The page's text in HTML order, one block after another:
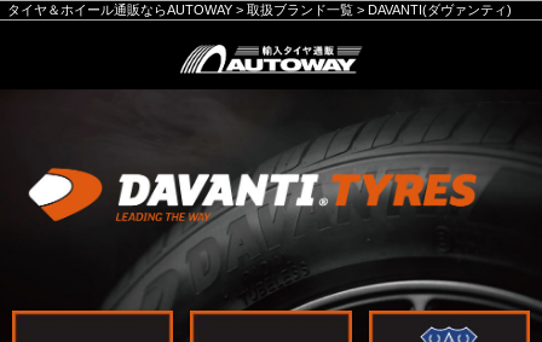
タイヤ＆ホイール通販ならAUTOWAY > 取扱ブランド一覧 > DAVANTI(ダヴァンティ)